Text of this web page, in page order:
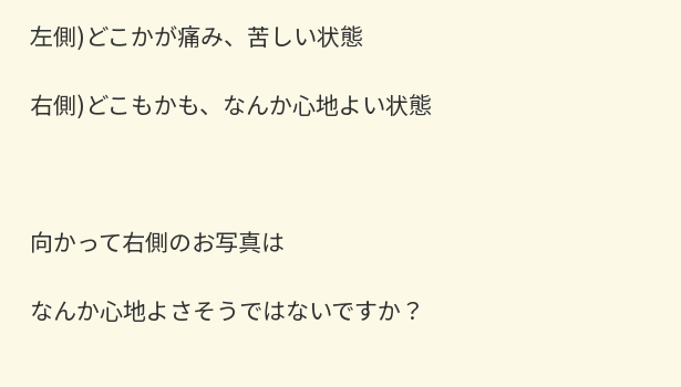
左側)どこかが痛み、苦しい状態
右側)どこもかも、なんか心地よい状態
向かって右側のお写真は
なんか心地よさそうではないですか？